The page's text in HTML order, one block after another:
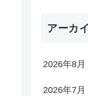
アーカ
2026年8月
2026年7月